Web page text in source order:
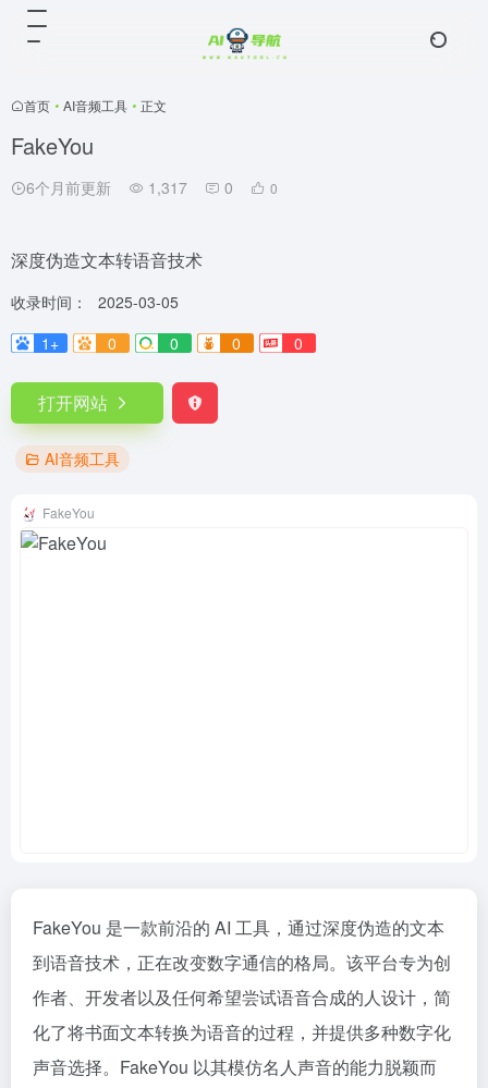
首页 • AI音频工具 • 正文
FakeYou
6个月前更新 1,317 0 0
深度伪造文本转语音技术
收录时间：
2025-03-05
1+
0 0 0 0
打开网站
AI音频工具
FakeYou
FakeYou 是一款前沿的 AI 工具，通过深度伪造的文本
到语音技术，正在改变数字通信的格局。该平台专为创
作者、开发者以及任何希望尝试语音合成的人设计，简
化了将书面文本转换为语音的过程，并提供多种数字化
声音选择。FakeYou 以其模仿名人声音的能力脱颖而